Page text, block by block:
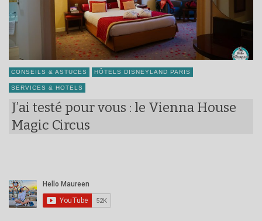
CONSEILS & ASTUCES HÔTELS DISNEYLAND PARIS
SERVICES & HOTELS
J’ai testé pour vous : le Vienna House
Magic Circus